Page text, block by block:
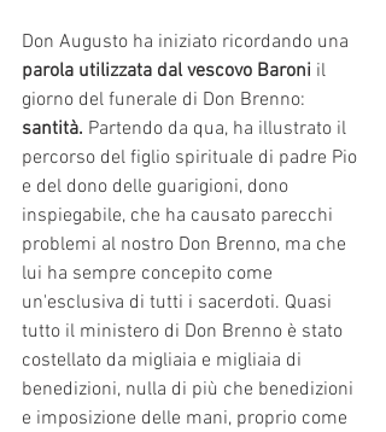
Don Augusto ha iniziato ricordando una
parola utilizzata dal vescovo Baroni il
giorno del funerale di Don Brenno:
santità. Partendo da qua, ha illustrato il
percorso del figlio spirituale di padre Pio
e del dono delle guarigioni, dono
inspiegabile, che ha causato parecchi
problemi al nostro Don Brenno, ma che
lui ha sempre concepito come
un'esclusiva di tutti i sacerdoti. Quasi
tutto il ministero di Don Brenno è stato
costellato da migliaia e migliaia di
benedizioni, nulla di più che benedizioni
e imposizione delle mani, proprio come